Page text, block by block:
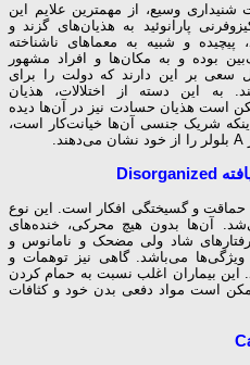
شنیداری وسیع، از مهمترین علایم این
پارانوئید به هذیان‌های گزند و
و شبیه به معماهای ناشناخته
بوده و به مکان‌ها و افراد مشهور
سعی بر این دارند که دولت را برای
به این دسته از اختلالات، هذیان
است هذیان حسادت نیز در آن‌ها دیده
شریک جنسی آن‌ها خیانت‌کار است،
حماقت و گسیختگی افکار است. این نوع
آن‌ها بدون هیچ محرکی، خنده‌های
شاد ولی مضحک و نامانوس و
می‌باشد. گاهی نیز توهمات و
این بیماران اغلب نسبت به حمام کردن
است مواد دفعی بدن خود و کثافات